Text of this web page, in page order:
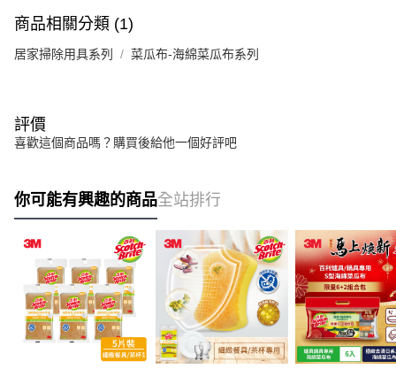
商品相關分類 (1)
居家掃除用具系列 菜瓜布-海綿菜瓜布系列
評價
喜歡這個商品嗎？購買後給他一個好評吧
你可能有興趣的商品全站排行